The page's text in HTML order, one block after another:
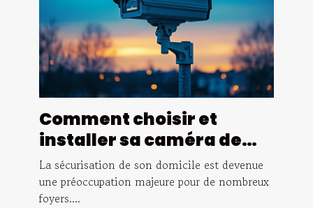
Comment choisir et
installer sa caméra de
surveillance extérieure
La sécurisation de son domicile est devenue
une préoccupation majeure pour de nombreux
foyers....